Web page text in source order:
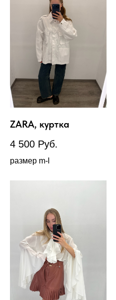
ZARA, куртка
4 500 Руб.
размер m-l